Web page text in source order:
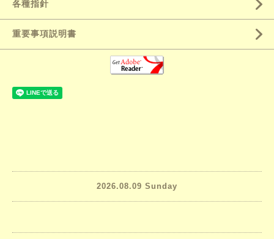
各種指針
重要事項説明書
2026.08.09 Sunday